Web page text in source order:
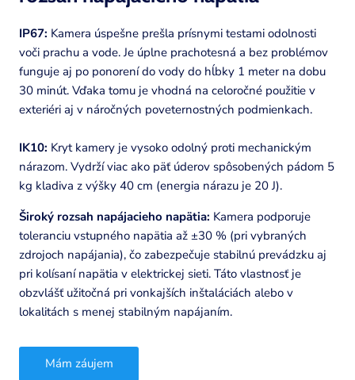
IP67: Kamera úspešne prešla prísnymi testami odolnosti
voči prachu a vode. Je úplne prachotesná a bez problémov
funguje aj po ponorení do vody do hĺbky 1 meter na dobu
30 minút. Vďaka tomu je vhodná na celoročné použitie v
exteriéri aj v náročných poveternostných podmienkach.
IK10: Kryt kamery je vysoko odolný proti mechanickým
nárazom. Vydrží viac ako päť úderov spôsobených pádom 5
kg kladiva z výšky 40 cm (energia nárazu je 20 J).
Široký rozsah napájacieho napätia: Kamera podporuje
toleranciu vstupného napätia až ±30 % (pri vybraných
zdrojoch napájania), čo zabezpečuje stabilnú prevádzku aj
pri kolísaní napätia v elektrickej sieti. Táto vlastnosť je
obzvlášť užitočná pri vonkajších inštaláciách alebo v
lokalitách s menej stabilným napájaním.
Mám záujem